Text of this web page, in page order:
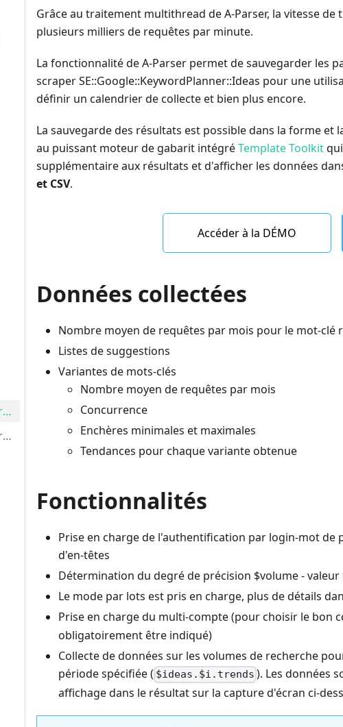
SE::Google::KeywordPlanner::Ideas
SE::Google::KeywordPlanner::SearchVolume
Grâce au traitement multithread de A-Parser, la vitesse
plusieurs milliers de requêtes par minute.
La fonctionnalité de A-Parser permet de sauvegarder les
scraper SE::Google::KeywordPlanner::Ideas pour une
définir un calendrier de collecte et bien plus encore.
La sauvegarde des résultats est possible dans la forme et
au puissant moteur de gabarit intégréTemplate Toolkit
supplémentaire aux résultats et d'afficher les données
et CSV.
Accéder à la DÉMO
Données collectées
Nombre moyen de requêtes par mois pour le mot-clé
Listes de suggestions
Variantes de mots-clés
Nombre moyen de requêtes par mois
Concurrence
Enchères minimales et maximales
Tendances pour chaque variante obtenue
Fonctionnalités
Prise en charge de l'authentification par login-mot de
d'en-têtes
Détermination du degré de précision $volume -
Le mode par lots est pris en charge, plus de détails
Prise en charge du multi-compte (pour choisir le bon
obligatoirement être indiqué)
Collecte de données sur les volumes de recherche
période spécifiée ( $ideas.$i.trends ). Les données
affichage dans le résultat sur la capture d'écran ci-